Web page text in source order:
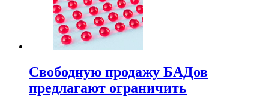
Свободную продажу БАДов
предлагают ограничить